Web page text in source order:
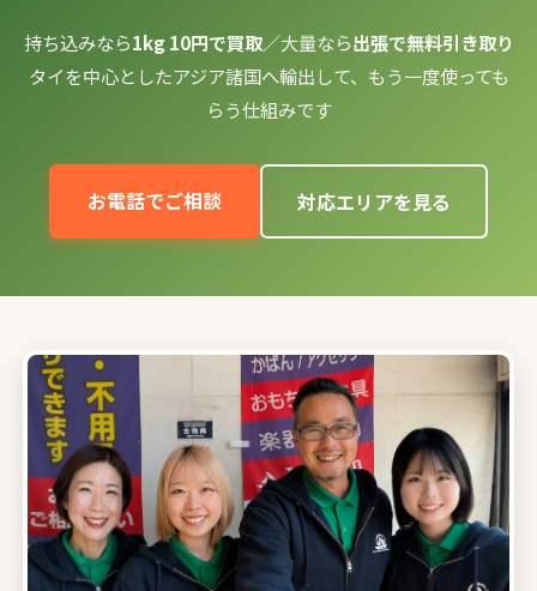
持ち込みなら1kg 10円で買取／大量なら出張で無料引き取り
タイを中心としたアジア諸国へ輸出して、もう一度使っても
らう仕組みです
お電話でご相談 対応エリアを見る